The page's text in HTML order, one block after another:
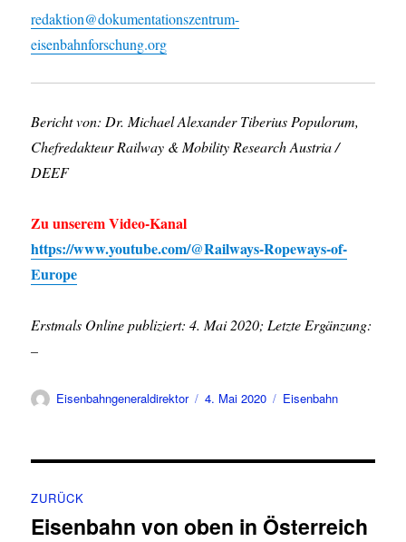
redaktion@dokumentationszentrum-
eisenbahnforschung.org
Bericht von: Dr. Michael Alexander Tiberius Populorum,
Chefredakteur Railway & Mobility Research Austria /
DEEF
Zu unserem Video-Kanal
https://www.youtube.com/@Railways-Ropeways-of-
Europe
Erstmals Online publiziert: 4. Mai 2020; Letzte Ergänzung:
–
Autor
Eisenbahngeneraldirektor
Veröffentlicht
4. Mai 2020 Kategorien
Eisenbahn
ZURÜCK
Vorheriger
Eisenbahn von oben in Österreich